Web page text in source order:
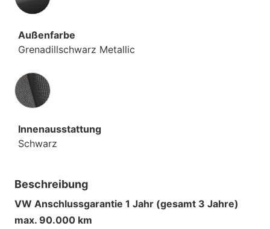
Außenfarbe
Grenadillschwarz Metallic
Innenausstattung
Innenausstattung
Schwarz
Beschreibung
VW Anschlussgarantie 1 Jahr (gesamt 3 Jahre)
max. 90.000 km